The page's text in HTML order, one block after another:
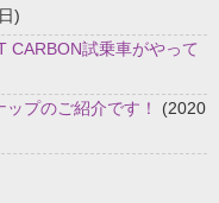
)
CARBON試乗車がやって
プのご紹介です！
(2020